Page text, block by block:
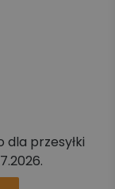
przesyłki